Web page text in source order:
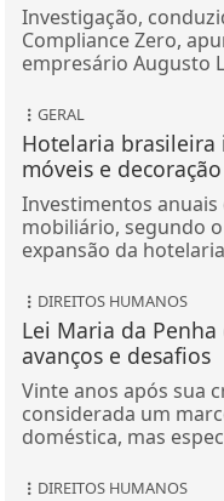
Investigação,
Compliance Zero,
empresário Augusto
GERAL
Hotelaria
móveis e decoração
Investimentos anuais
mobiliário, segundo
expansão da
DIREITOS HUMANOS
Lei Maria da
avanços e desafios
Vinte anos após sua
considerada um
doméstica, mas
DIREITOS HUMANOS